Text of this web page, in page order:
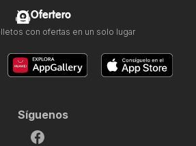
Ofertero
con ofertas en un solo lugar
Síguenos